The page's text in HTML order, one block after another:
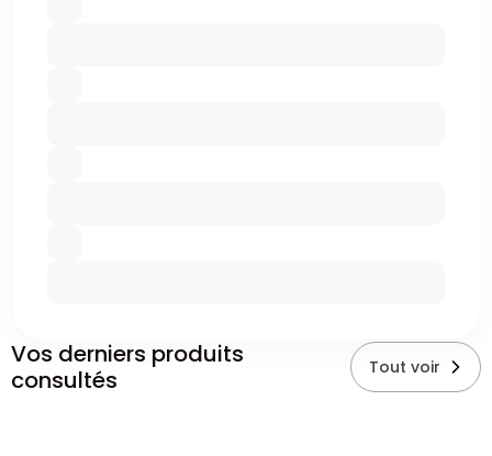
Vos derniers produits
consultés
Tout voir